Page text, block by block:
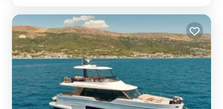
Komfort nutzen. Für Ihren Komfort verfügt OMR Group über 4...